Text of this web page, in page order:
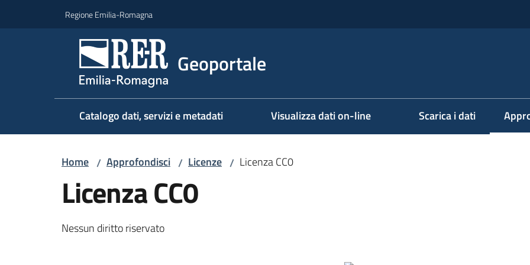
Regione Emilia-Romagna
Geoportale
Catalogo dati, servizi e metadati Visualizza dati on-line Scarica i dati
Home / Approfondisci / Licenze / Licenza CC0
Licenza CC0
Nessun diritto riservato